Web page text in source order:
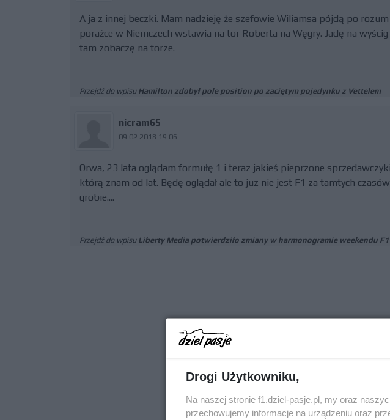
A ja z innej beczki. Mam nadzieję że szefowie Wiliamsa pójdą po
porażce w Niemczech wstawia na tor Roberta na Węgry. Jadę na
tam zobaczę na torze.
Przejdź do wpisu Hamilton zdobył pole position po zaciętym pojedynku z Vettelem
nicram65
09.02.2018 19:06
Qrwa, 23 lata oglądam formułę 1 i teraz jakieś pieprzone
którą znam od lat. Będę oglądał ale to juz nie jest F1 za tamtych
grobie....
Przejdź do wpisu Liberty Media potwierdziło zmiany w harmonogramie weekendu F1
Drogi Użytkowniku,
Na naszej stronie f1.dziel-pasje.pl, my oraz
przechowujemy informacje na urządzeniu oraz